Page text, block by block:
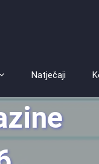
Natječaji